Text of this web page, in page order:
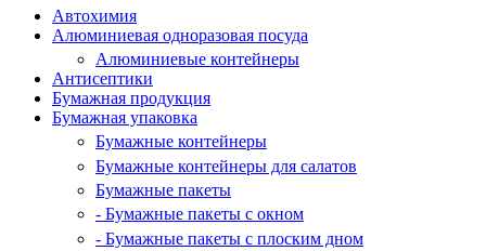
Автохимия
Алюминиевая одноразовая посуда
Алюминиевые контейнеры
Антисептики
Бумажная продукция
Бумажная упаковка
Бумажные контейнеры
Бумажные контейнеры для салатов
Бумажные пакеты
- Бумажные пакеты с окном
- Бумажные пакеты с плоским дном